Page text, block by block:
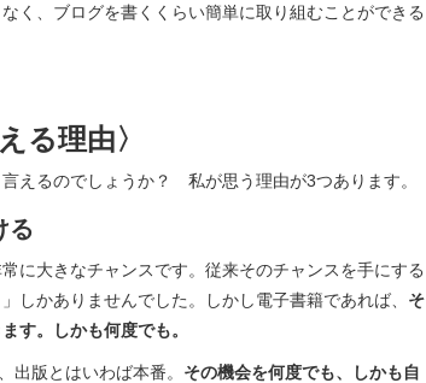
く、ブログを書くくらい簡単に取り組むことができる
る理由〉
えるのでしょうか？ 私が思う理由が3つあります。
る
に大きなチャンスです。従来そのチャンスを手にする
しかありませんでした。しかし電子書籍であれば、 そ
す。しかも何度でも。
出版とはいわば本番。 その機会を何度でも、しかも自